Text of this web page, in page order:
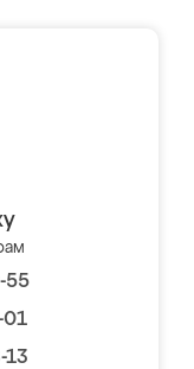
55
01
13